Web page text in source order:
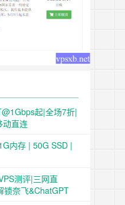
起|全场7折|
动直连
内存 | 50G SSD |
测评|三网直
锁奈飞&ChatGPT